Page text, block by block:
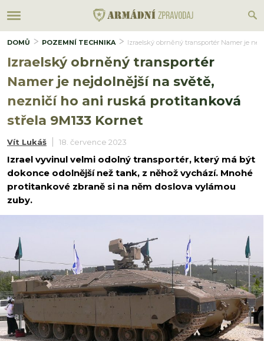
DOMŮ POZEMNÍ TECHNIKA Izraelský obrněný transportér Namer je
Izraelský obrněný transportér
Namer je nejdolnější na světě,
nezničí ho ani ruská protitanková
střela 9M133 Kornet
Vít Lukáš 18. července 2023
Izrael vyvinul velmi odolný transportér, který má být
dokonce odolnější než tank, z něhož vychází. Mnohé
protitankové zbraně si na něm doslova vylámou
zuby.